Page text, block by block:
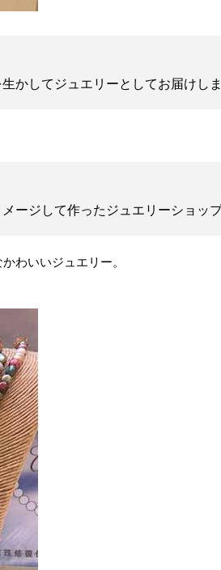
かしてジュエリーとしてお届けし
ージして作ったジュエリーショップ
わいいジュエリー。